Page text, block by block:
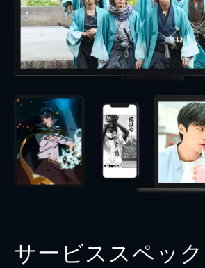
サービススペッ